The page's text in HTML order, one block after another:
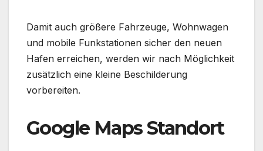
Damit auch größere Fahrzeuge, Wohnwagen
und mobile Funkstationen sicher den neuen
Hafen erreichen, werden wir nach Möglichkeit
zusätzlich eine kleine Beschilderung
vorbereiten.
Google Maps Standort